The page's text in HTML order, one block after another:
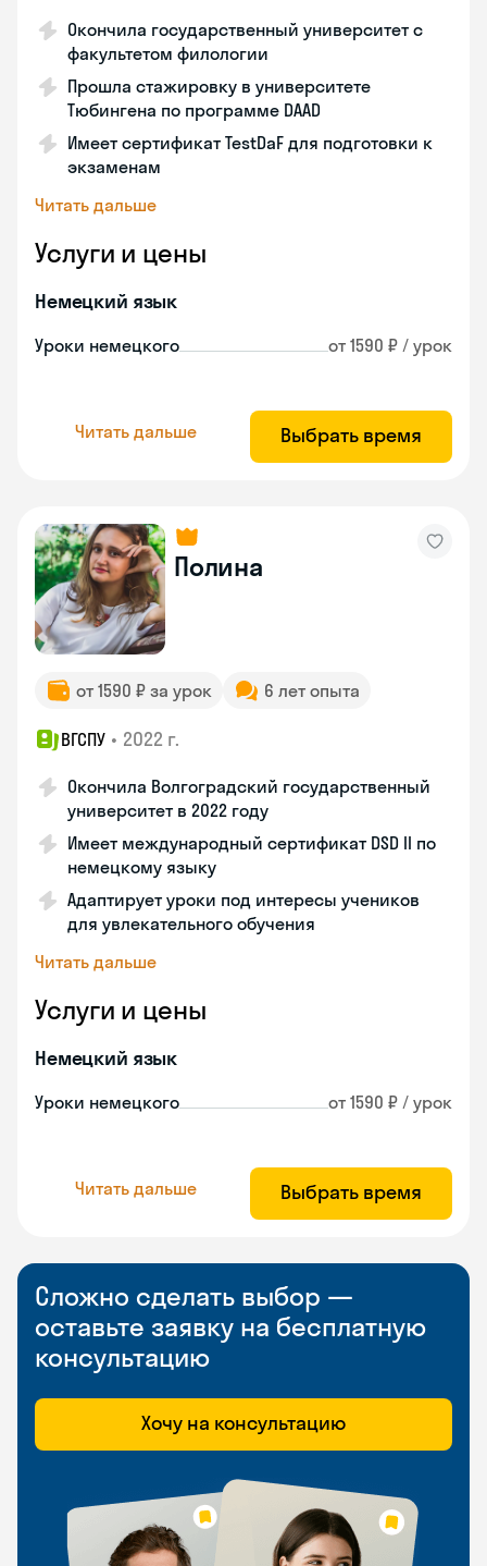
Окончила государственный университет с
факультетом филологии
Прошла стажировку в университете
Тюбингена по программе DAAD
Имеет сертификат TestDaF для подготовки к
экзаменам
Читать дальше
Услуги и цены
Немецкий язык
Уроки немецкого от 1590 ₽ / урок
Читать дальше Выбрать время
Полина
от 1590 ₽ за урок 6 лет опыта
ВГСПУ • 2022 г.
Окончила Волгоградский государственный
университет в 2022 году
Имеет международный сертификат DSD II по
немецкому языку
Адаптирует уроки под интересы учеников
для увлекательного обучения
Читать дальше
Услуги и цены
Немецкий язык
Уроки немецкого от 1590 ₽ / урок
Читать дальше Выбрать время
Сложно сделать выбор —
оставьте заявку на бесплатную
консультацию
Хочу на консультацию